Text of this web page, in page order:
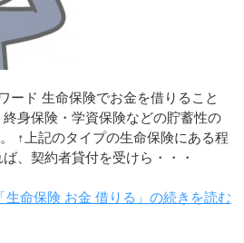
ード 生命保険でお金を借りること
身保険・学資保険などの貯蓄性の
↑上記のタイプの生命保険にある程
、契約者貸付を受けら・・・
「生命保険 お金 借りる」の続きを読む